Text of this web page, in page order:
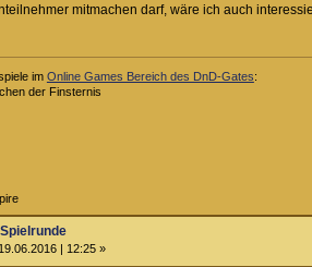
mitmachen darf, wäre ich auch
im Online Games Bereich des DnD-Gates:
der Finsternis
19.06.2016 | 12:25 »